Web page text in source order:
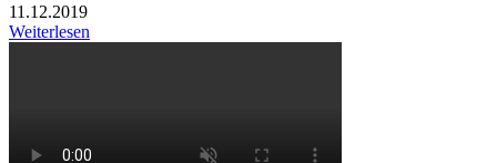
11.12.2019
Weiterlesen